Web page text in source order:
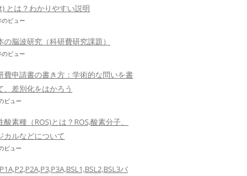
とは？わかりやすい説明
のビュー
の脳波研究（科研費研究課題）
のビュー
費申請書の書き方：学術的な問いを書
、差別化をはかろう
ビュー
酸素種（ROS)とは？ROS,酸素分子、
カルなどについて
ビュー
バ